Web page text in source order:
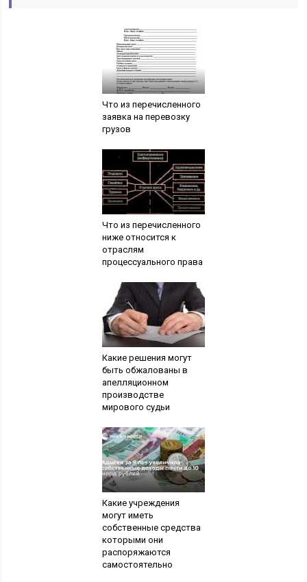
Что из перечисленного
заявка на перевозку
грузов
Что из перечисленного
ниже относится к
отраслям
процессуального права
Какие решения могут
быть обжалованы в
апелляционном
производстве
мирового судьи
Какие учреждения
могут иметь
собственные средства
которыми они
распоряжаются
самостоятельно